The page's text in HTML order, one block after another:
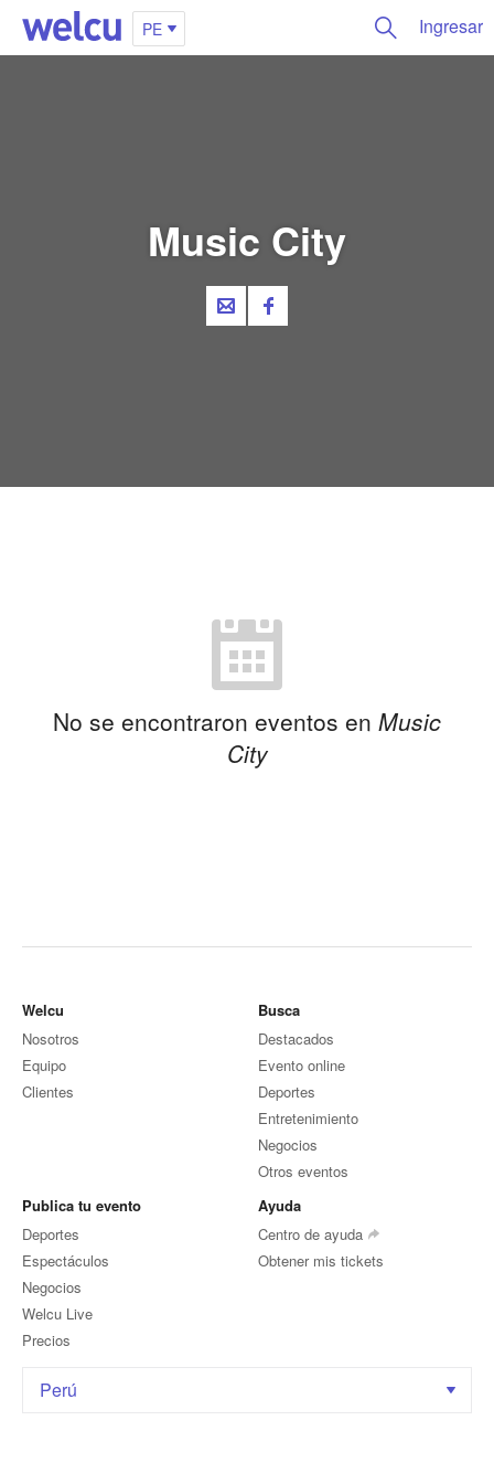
PE Ingresar
Music City
No se encontraron eventos en Music
City
Welcu
Nosotros
Equipo
Clientes
Busca
Destacados
Evento online
Deportes
Entretenimiento
Negocios
Otros eventos
Publica tu evento
Deportes
Espectáculos
Negocios
Welcu Live
Precios
Ayuda
Centro de ayuda
Obtener mis tickets
Perú